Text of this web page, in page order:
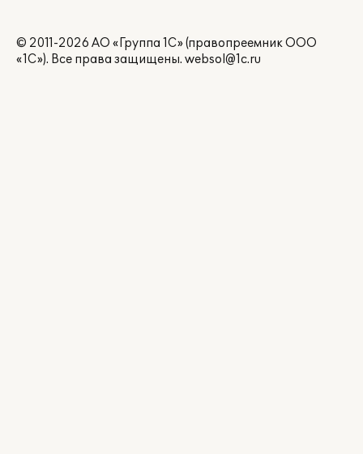
© 2011-2026 АО «Группа 1С» (правопреемник ООО
«1С»). Все права защищены. websol@1c.ru